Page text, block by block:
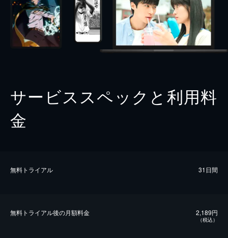
サービススペックと利用料
金
無料トライアル 31日間
無料トライアル後の⽉額料金 2,189円
（税込）